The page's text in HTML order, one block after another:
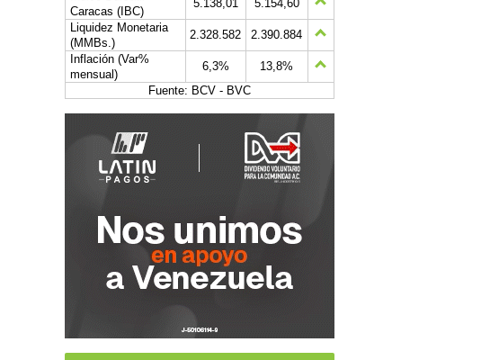
Caracas (IBC)
5.138,01
5.154,60
Liquidez Monetaria
(MMBs.)
2.328.582
2.390.884
Inflación (Var%
mensual)
6,3%
13,8%
Fuente: BCV - BVC